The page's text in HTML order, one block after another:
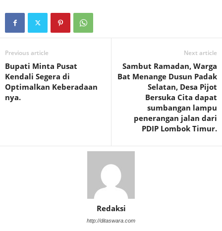
Previous article
Bupati Minta Pusat
Kendali Segera di
Optimalkan Keberadaan
nya.
Next article
Sambut Ramadan, Warga
Bat Menange Dusun Padak
Selatan, Desa Pijot
Bersuka Cita dapat
sumbangan lampu
penerangan jalan dari
PDIP Lombok Timur.
Redaksi
http://ditaswara.com